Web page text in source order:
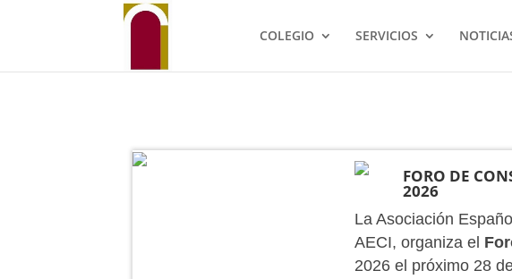
COLEGIO SERVICIOS
FORO DE
2026
La Asociación
AECI, organiza el
2026 el próximo 28